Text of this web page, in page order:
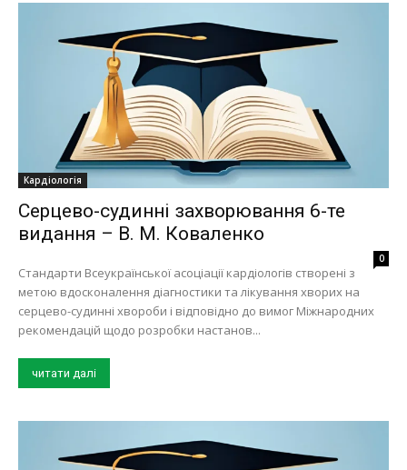
Кардіологія
Серцево-судинні захворювання 6-те
видання – В. М. Коваленко
0
Стандарти Всеукраїнської асоціації кардіологів створені з
метою вдосконалення діагностики та лікування хворих на
серцево-судинні хвороби і відповідно до вимог Міжнародних
рекомендацій щодо розробки настанов...
читати далі